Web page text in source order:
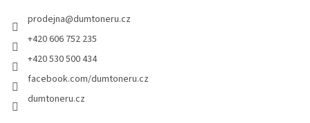
prodejna@dumtoneru.cz
+420 606 752 235
+420 530 500 434
facebook.com/dumtoneru.cz
dumtoneru.cz